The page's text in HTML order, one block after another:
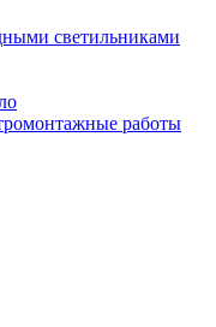
светильниками
работы